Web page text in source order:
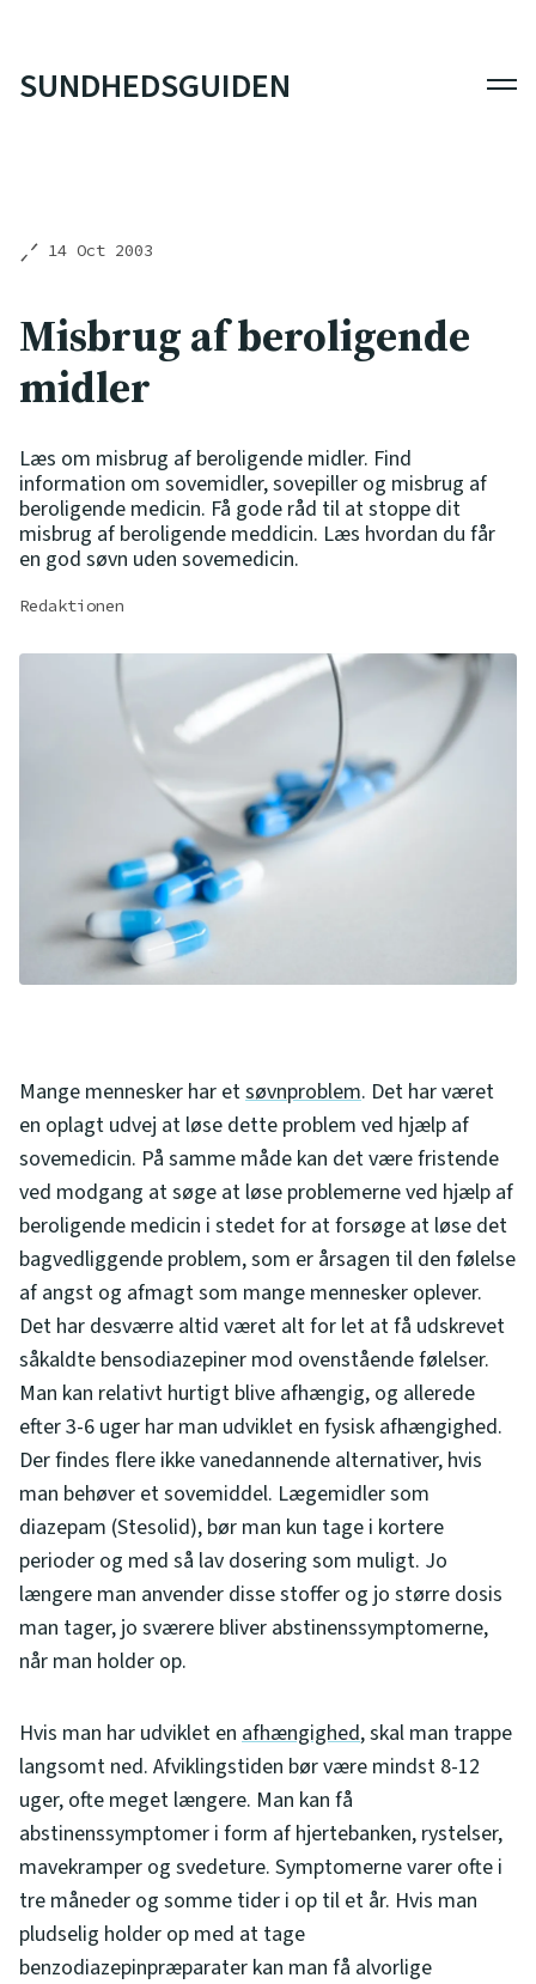
SUNDHEDSGUIDEN
14 Oct 2003
Misbrug af beroligende
midler
Læs om misbrug af beroligende midler. Find
information om sovemidler, sovepiller og misbrug af
beroligende medicin. Få gode råd til at stoppe dit
misbrug af beroligende meddicin. Læs hvordan du får
en god søvn uden sovemedicin.
Redaktionen
Mange mennesker har etsøvnproblem. Det har været
en oplagt udvej at løse dette problem ved hjælp af
sovemedicin. På samme måde kan det være fristende
ved modgang at søge at løse problemerne ved hjælp af
beroligende medicin i stedet for at forsøge at løse det
bagvedliggende problem, som er årsagen til den følelse
af angst og afmagt som mange mennesker oplever.
Det har desværre altid været alt for let at få udskrevet
såkaldte bensodiazepiner mod ovenstående følelser.
Man kan relativt hurtigt blive afhængig, og allerede
efter 3-6 uger har man udviklet en fysisk afhængighed.
Der findes flere ikke vanedannende alternativer, hvis
man behøver et sovemiddel. Lægemidler som
diazepam (Stesolid), bør man kun tage i kortere
perioder og med så lav dosering som muligt. Jo
længere man anvender disse stoffer og jo større dosis
man tager, jo sværere bliver abstinenssymptomerne,
når man holder op.
Hvis man har udviklet en afhængighed, skal man trappe
langsomt ned. Afviklingstiden bør være mindst 8-12
uger, ofte meget længere. Man kan få
abstinenssymptomer i form af hjertebanken, rystelser,
mavekramper og svedeture. Symptomerne varer ofte i
tre måneder og somme tider i op til et år. Hvis man
pludselig holder op med at tage
benzodiazepinpræparater kan man få alvorlige